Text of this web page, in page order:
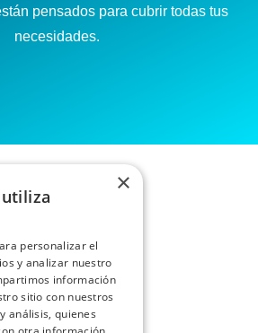
pensados para cubrir todas tus
necesidades.
×
personalizar el
y analizar nuestro
información
sitio con nuestros
análisis, quienes